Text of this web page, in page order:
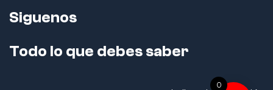
Siguenos
Todo lo que debes saber
0